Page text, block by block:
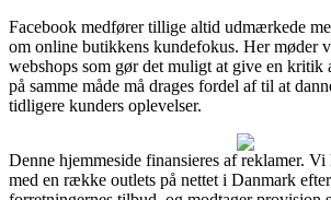
Facebook medfører tillige altid udmærkede
om online butikkens kundefokus. Her møder
webshops som gør det muligt at give en kritik
på samme måde må drages fordel af til at
tidligere kunders oplevelser.
Denne hjemmeside finansieres af reklamer. Vi
med en række outlets på nettet i Danmark